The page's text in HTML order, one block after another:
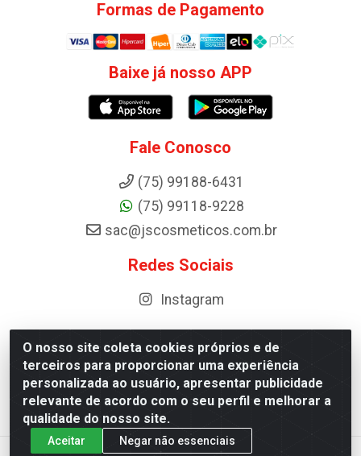
O nosso site coleta cookies próprios e de
terceiros para proporcionar uma experiência
personalizada ao usuário, apresentar publicidade
relevante de acordo com o seu perfil e melhorar a
qualidade do nosso site.
Aceitar Negar não essenciais
Formas de Pagamento
Baixe já nosso APP
Fale Conosco
(75) 99188-6431
(75) 99118-9228
sac@jscosmeticos.com.br
Redes Sociais
Instagram
Distribuidora de Cosméticos Antoneto LTDA - BA-052,
km 87 - Industrial, Ipirá - BA, 44600-000 - CNPJ
10.984.107/0001-75